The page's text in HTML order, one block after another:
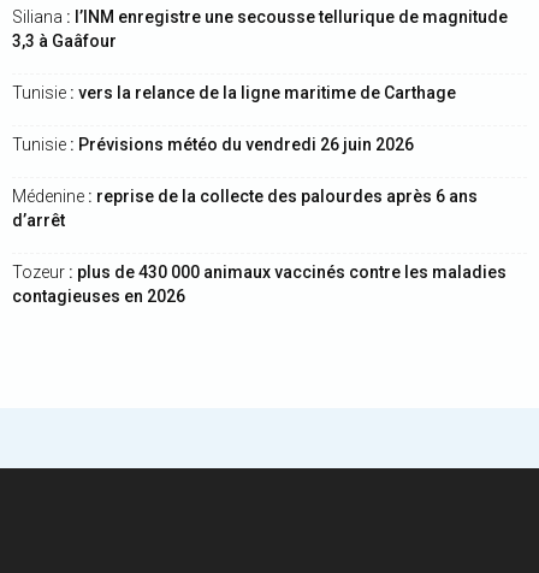
Siliana : l’INM enregistre une secousse tellurique de magnitude
3,3 à Gaâfour
Tunisie : vers la relance de la ligne maritime de Carthage
Tunisie : Prévisions météo du vendredi 26 juin 2026
Médenine : reprise de la collecte des palourdes après 6 ans
d’arrêt
Tozeur : plus de 430 000 animaux vaccinés contre les maladies
contagieuses en 2026